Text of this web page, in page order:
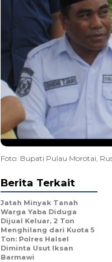
Foto: Bupati Pulau Morotai,
Berita Terkait
Jatah Minyak Tanah
Warga Yaba Diduga
Dijual Keluar, 2 Ton
Menghilang dari Kuota 5
Ton: Polres Halsel
Diminta Usut Iksan
Barmawi